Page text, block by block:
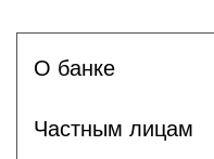
О банке
Частным лицам